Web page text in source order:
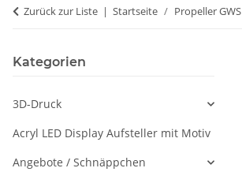
Zurück zur Liste Startseite Propeller GWS
Kategorien
3D-Druck
Acryl LED Display Aufsteller mit Motiv
Angebote / Schnäppchen